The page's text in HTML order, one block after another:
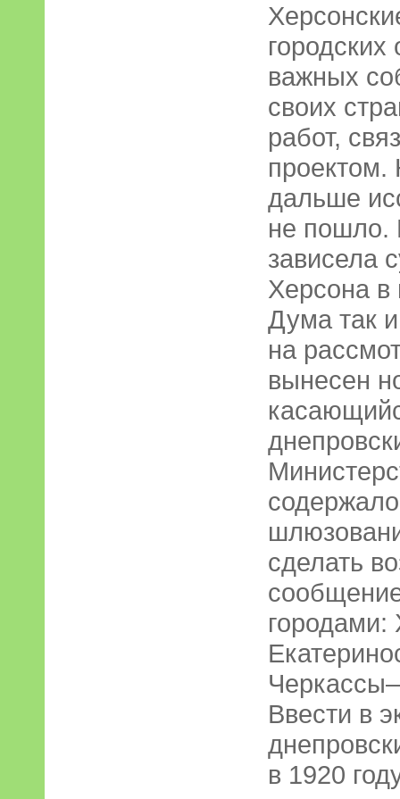
важных
своих
работ,
проектом.
дальше
не пошло.
зависела
Херсона в
Дума так
на
вынесен
сделать
городами:
Ввести в
в 1920